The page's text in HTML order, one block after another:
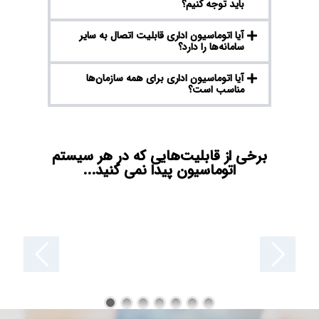
باید توجه کنیم؟
آیا اتوماسیون اداری قابلیت اتصال به سایر
سامانه‌ها را دارد؟
آیا اتوماسیون اداری برای همه سازمان‌ها
مناسب است؟
برخی از قابلیت‌هایی که در هر سیستم
اتوماسیون پیدا نمی کنید...